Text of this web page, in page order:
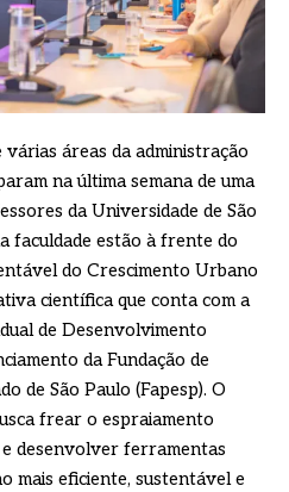
áreas da administração
na última semana de uma
da Universidade de São
faculdade estão à frente do
do Crescimento Urbano
científica que conta com a
de Desenvolvimento
da Fundação de
de São Paulo (Fapesp). O
frear o espraiamento
desenvolver ferramentas
mais eficiente, sustentável e